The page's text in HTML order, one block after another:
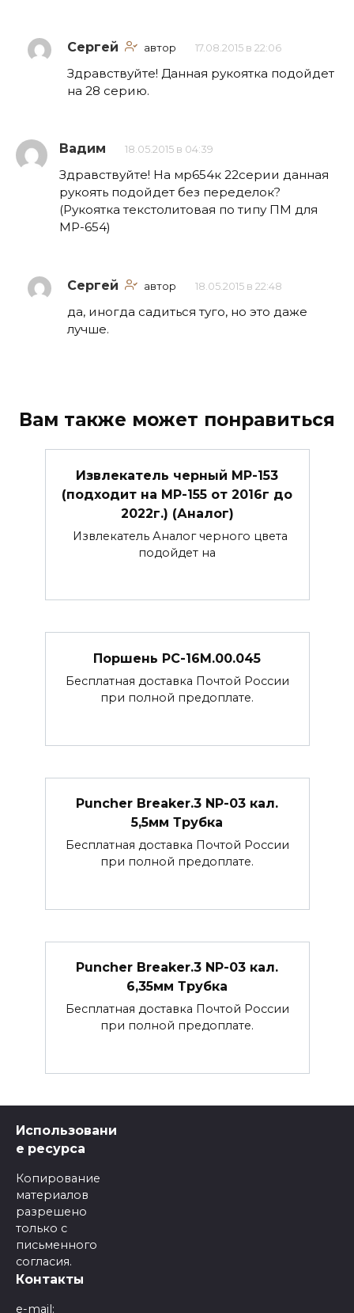
Сергей автор 17.08.2015 в 22:06
Здравствуйте! Данная рукоятка подойдет
на 28 серию.
Вадим 18.05.2015 в 04:39
Здравствуйте! На мр654к 22серии данная
рукоять подойдет без переделок?
(Рукоятка текстолитовая по типу ПМ для
МР-654)
Сергей автор 18.05.2015 в 22:48
да, иногда садиться туго, но это даже
лучше.
Вам также может понравиться
Извлекатель черный МР-153
(подходит на МР-155 от 2016г до
2022г.) (Аналог)
Извлекатель Аналог черного цвета
подойдет на
Поршень РС-16М.00.045
Бесплатная доставка Почтой России
при полной предоплате.
Puncher Breaker.3 NP-03 кал.
5,5мм Трубка
Бесплатная доставка Почтой России
при полной предоплате.
Puncher Breaker.3 NP-03 кал.
6,35мм Трубка
Бесплатная доставка Почтой России
при полной предоплате.
Использовани
е ресурса
Копирование
материалов
разрешено
только с
письменного
согласия.
Контакты
e-mail: